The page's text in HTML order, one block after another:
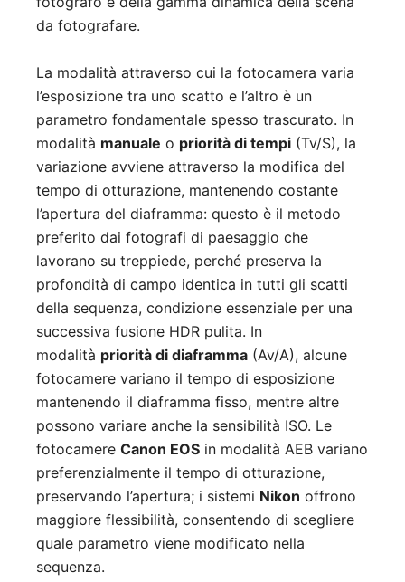
da fotografare.
La modalità attraverso cui la fotocamera varia
l’esposizione tra uno scatto e l’altro è un
parametro fondamentale spesso trascurato. In
modalità manuale o priorità di tempi (Tv/S), la
variazione avviene attraverso la modifica del
tempo di otturazione, mantenendo costante
l’apertura del diaframma: questo è il metodo
preferito dai fotografi di paesaggio che
lavorano su treppiede, perché preserva la
profondità di campo identica in tutti gli scatti
della sequenza, condizione essenziale per una
successiva fusione HDR pulita. In
modalità priorità di diaframma (Av/A), alcune
fotocamere variano il tempo di esposizione
mantenendo il diaframma fisso, mentre altre
possono variare anche la sensibilità ISO. Le
fotocamere Canon EOS in modalità AEB variano
preferenzialmente il tempo di otturazione,
preservando l’apertura; i sistemi Nikon offrono
maggiore flessibilità, consentendo di scegliere
quale parametro viene modificato nella
sequenza.